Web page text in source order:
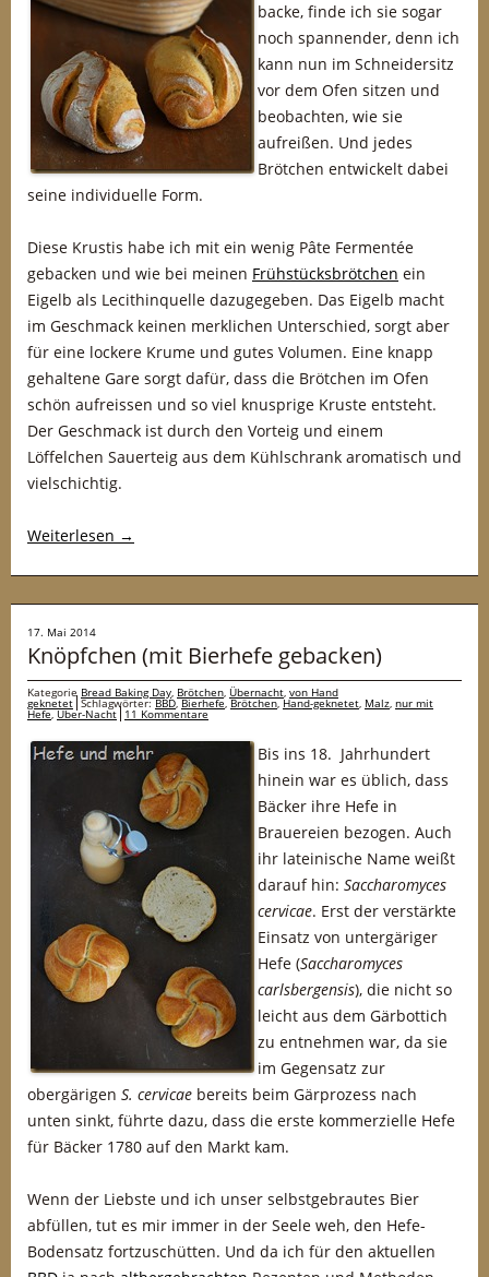
backe, finde ich sie sogar
noch spannender, denn ich
kann nun im Schneidersitz
vor dem Ofen sitzen und
beobachten, wie sie
aufreißen. Und jedes
Brötchen entwickelt dabei
seine individuelle Form.
Diese Krustis habe ich mit ein wenig Pâte Fermentée
gebacken und wie bei meinen Frühstücksbrötchen ein
Eigelb als Lecithinquelle dazugegeben. Das Eigelb macht
im Geschmack keinen merklichen Unterschied, sorgt aber
für eine lockere Krume und gutes Volumen. Eine knapp
gehaltene Gare sorgt dafür, dass die Brötchen im Ofen
schön aufreissen und so viel knusprige Kruste entsteht.
Der Geschmack ist durch den Vorteig und einem
Löffelchen Sauerteig aus dem Kühlschrank aromatisch und
vielschichtig.
Weiterlesen →
17. Mai 2014
Knöpfchen (mit Bierhefe gebacken)
Kategorie Bread Baking Day, Brötchen, Übernacht, von Hand
geknetet Schlagwörter:BBD,Bierhefe,Brötchen,Hand-geknetet, Malz, nur mit
Hefe,Über-Nacht 11 Kommentare
Bis ins 18. Jahrhundert
hinein war es üblich, dass
Bäcker ihre Hefe in
Brauereien bezogen. Auch
ihr lateinische Name weißt
darauf hin: Saccharomyces
cervicae. Erst der verstärkte
Einsatz von untergäriger
Hefe (Saccharomyces
carlsbergensis), die nicht so
leicht aus dem Gärbottich
zu entnehmen war, da sie
im Gegensatz zur
obergärigen S. cervicae bereits beim Gärprozess nach
unten sinkt, führte dazu, dass die erste kommerzielle Hefe
für Bäcker 1780 auf den Markt kam.
Wenn der Liebste und ich unser selbstgebrautes Bier
abfüllen, tut es mir immer in der Seele weh, den Hefe-
Bodensatz fortzuschütten. Und da ich für den aktuellen